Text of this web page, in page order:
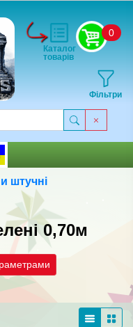
0
Фільтри
Каталог
товарів
штучні
0,70м